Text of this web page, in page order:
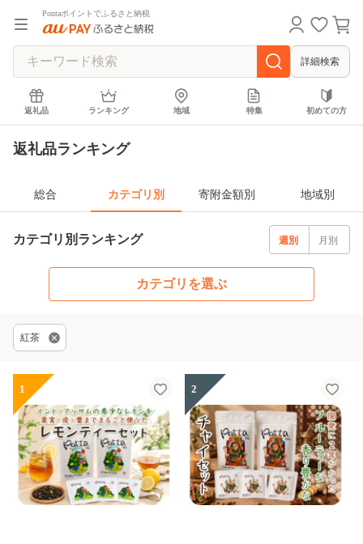
Pontaポイントでふるさと納税
詳細検索
返礼品 ランキング 地域 特集 初めての方
返礼品ランキング
総合 カテゴリ別 寄附金額別 地域別
カテゴリ別ランキング 週別 月別
カテゴリを選ぶ
紅茶
1 2